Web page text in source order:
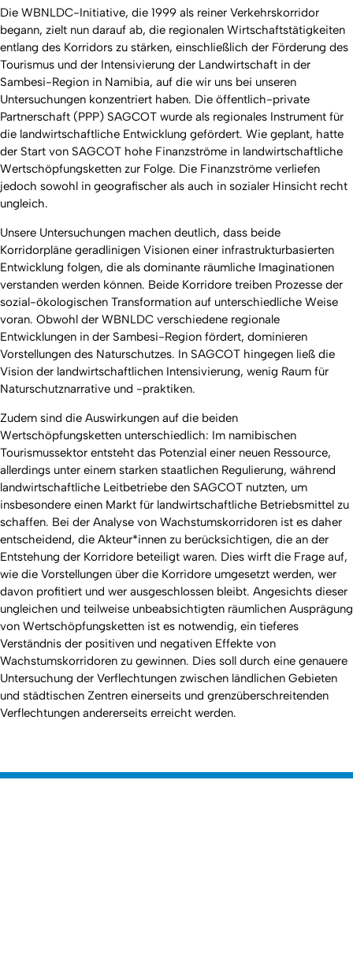
Die WBNLDC-Initiative, die 1999 als reiner Verkehrskorridor
begann, zielt nun darauf ab, die regionalen Wirtschaftstätigkeiten
entlang des Korridors zu stärken, einschließlich der Förderung des
Tourismus und der Intensivierung der Landwirtschaft in der
Sambesi-Region in Namibia, auf die wir uns bei unseren
Untersuchungen konzentriert haben. Die öffentlich-private
Partnerschaft (PPP) SAGCOT wurde als regionales Instrument für
die landwirtschaftliche Entwicklung gefördert. Wie geplant, hatte
der Start von SAGCOT hohe Finanzströme in landwirtschaftliche
Wertschöpfungsketten zur Folge. Die Finanzströme verliefen
jedoch sowohl in geografischer als auch in sozialer Hinsicht recht
ungleich.
Unsere Untersuchungen machen deutlich, dass beide
Korridorpläne geradlinigen Visionen einer infrastrukturbasierten
Entwicklung folgen, die als dominante räumliche Imaginationen
verstanden werden können. Beide Korridore treiben Prozesse der
sozial-ökologischen Transformation auf unterschiedliche Weise
voran. Obwohl der WBNLDC verschiedene regionale
Entwicklungen in der Sambesi-Region fördert, dominieren
Vorstellungen des Naturschutzes. In SAGCOT hingegen ließ die
Vision der landwirtschaftlichen Intensivierung, wenig Raum für
Naturschutznarrative und -praktiken.
Zudem sind die Auswirkungen auf die beiden
Wertschöpfungsketten unterschiedlich: Im namibischen
Tourismussektor entsteht das Potenzial einer neuen Ressource,
allerdings unter einem starken staatlichen Regulierung, während
landwirtschaftliche Leitbetriebe den SAGCOT nutzten, um
insbesondere einen Markt für landwirtschaftliche Betriebsmittel zu
schaffen. Bei der Analyse von Wachstumskorridoren ist es daher
entscheidend, die Akteur*innen zu berücksichtigen, die an der
Entstehung der Korridore beteiligt waren. Dies wirft die Frage auf,
wie die Vorstellungen über die Korridore umgesetzt werden, wer
davon profitiert und wer ausgeschlossen bleibt. Angesichts dieser
ungleichen und teilweise unbeabsichtigten räumlichen Ausprägung
von Wertschöpfungsketten ist es notwendig, ein tieferes
Verständnis der positiven und negativen Effekte von
Wachstumskorridoren zu gewinnen. Dies soll durch eine genauere
Untersuchung der Verflechtungen zwischen ländlichen Gebieten
und städtischen Zentren einerseits und grenzüberschreitenden
Verflechtungen andererseits erreicht werden.